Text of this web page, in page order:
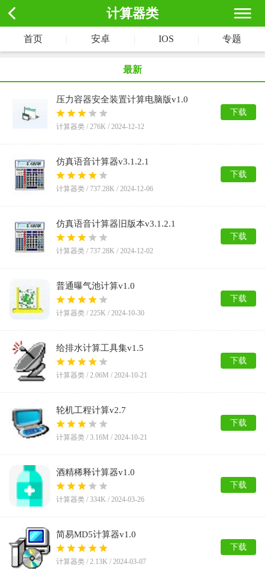
计算器类
首页 安卓 IOS 专题
最新
压力容器安全装置计算电脑版v1.0
计算器类 / 276K / 2024-12-12
下载
仿真语音计算器v3.1.2.1
计算器类 / 737.28K / 2024-12-06
下载
仿真语音计算器旧版本v3.1.2.1
计算器类 / 737.28K / 2024-12-02
下载
普通曝气池计算v1.0
计算器类 / 225K / 2024-10-30
下载
给排水计算工具集v1.5
计算器类 / 2.06M / 2024-10-21
下载
轮机工程计算v2.7
计算器类 / 3.16M / 2024-10-21
下载
酒精稀释计算器v1.0
计算器类 / 334K / 2024-03-26
下载
简易MD5计算器v1.0
计算器类 / 2.13K / 2024-03-07
下载